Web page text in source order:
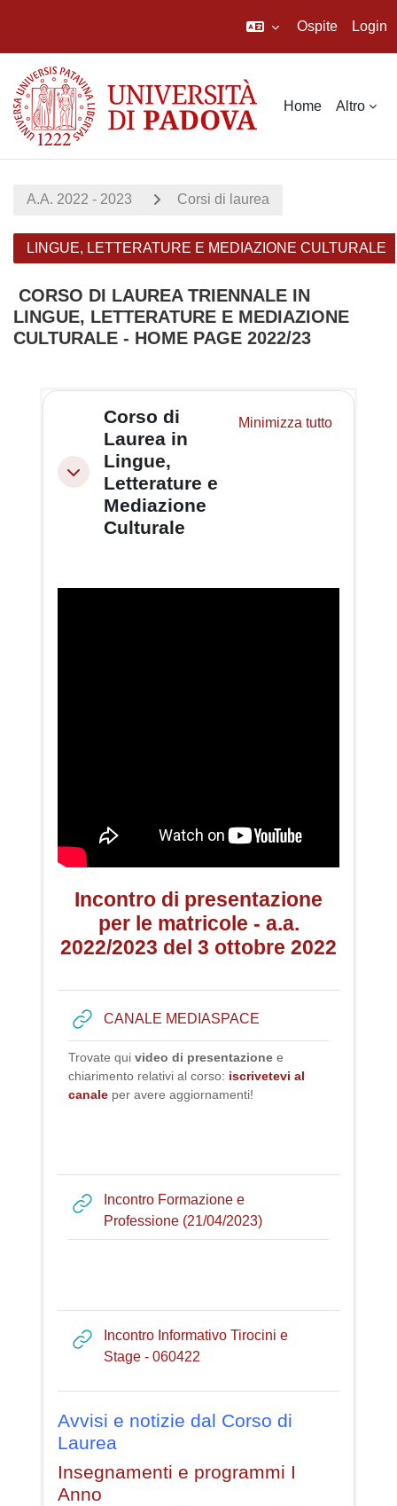
Ospite Login
Home Altro
A.A. 2022 - 2023 Corsi di laurea
LINGUE, LETTERATURE E MEDIAZIONE CULTURALE
CORSO DI LAUREA TRIENNALE IN
LINGUE, LETTERATURE E MEDIAZIONE
CULTURALE - HOME PAGE 2022/23
Schema della sezione
Minimizza
Corso di
Laurea in
Lingue,
Letterature e
Mediazione
Culturale
Minimizza tutto
Incontro di presentazione
per le matricole - a.a.
2022/2023 del 3 ottobre 2022
CANALE MEDIASPACE
Trovate qui video di presentazione e
chiarimento relativi al corso: iscrivetevi al
canale per avere aggiornamenti!
Incontro Formazione e
Professione (21/04/2023)URL
Incontro Informativo Tirocini e
Stage - 060422
Avvisi e notizie dal Corso di
Laurea
Insegnamenti e programmi I
Anno